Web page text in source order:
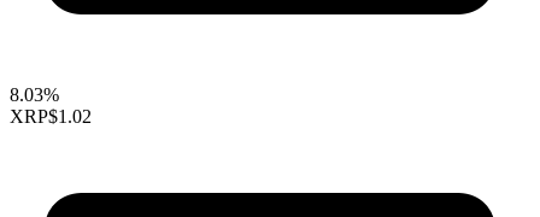
8.03%
XRP$1.02